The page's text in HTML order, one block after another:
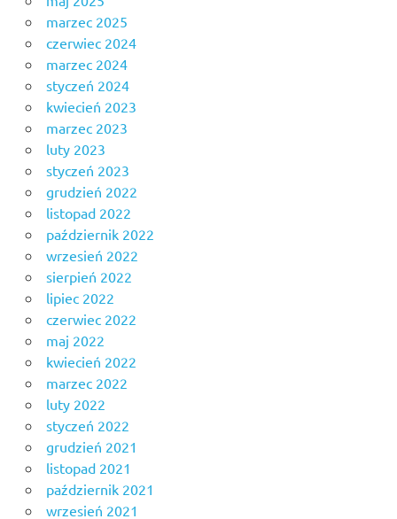
marzec 2025
czerwiec 2024
marzec 2024
styczeń 2024
kwiecień 2023
marzec 2023
luty 2023
styczeń 2023
grudzień 2022
listopad 2022
październik 2022
wrzesień 2022
sierpień 2022
lipiec 2022
czerwiec 2022
maj 2022
kwiecień 2022
marzec 2022
luty 2022
styczeń 2022
grudzień 2021
listopad 2021
październik 2021
wrzesień 2021